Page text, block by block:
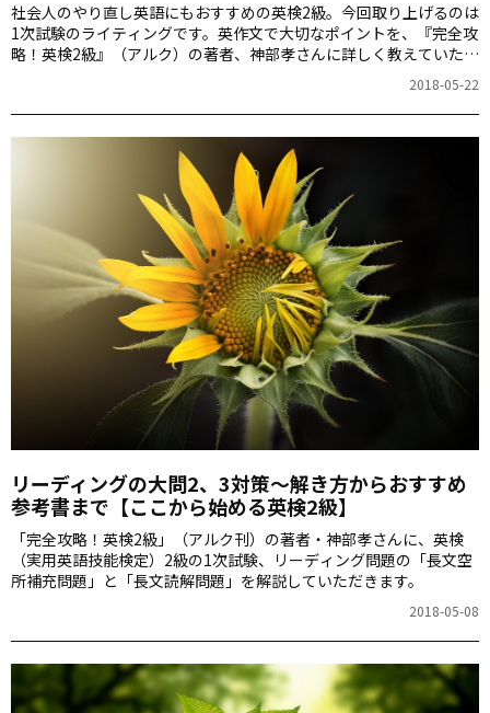
社会人のやり直し英語にもおすすめの英検2級。今回取り上げるのは
1次試験のライティングです。英作文で大切なポイントを、『完全攻
略！英検2級』（アルク）の著者、神部孝さんに詳しく教えていただ
2018-05-22
リーディングの大問2、3対策～解き方からおすすめ
参考書まで【ここから始める英検2級】
「完全攻略！英検2級」（アルク刊）の著者・神部孝さんに、英検
（実用英語技能検定）2級の1次試験、リーディング問題の「長文空
所補充問題」と「長文読解問題」を解説していただきます。
2018-05-08